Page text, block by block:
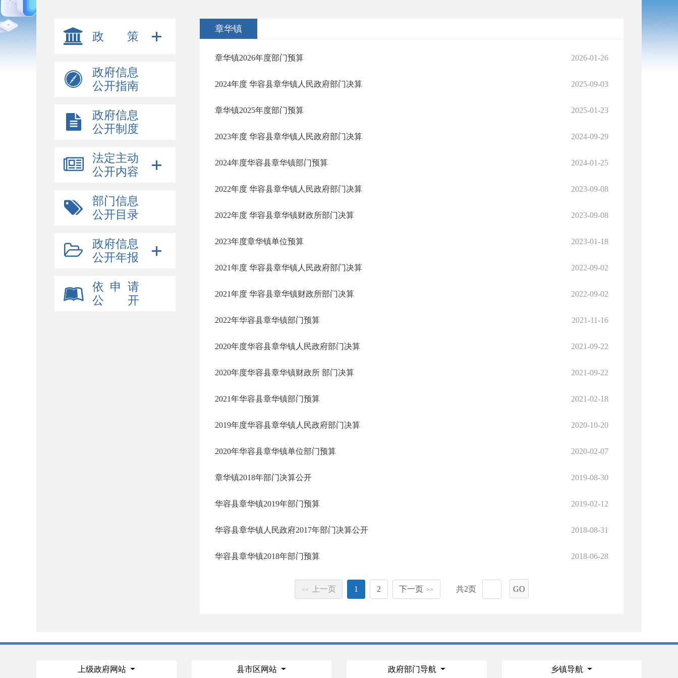
政 策
政府信息
公开指南
政府信息
公开制度
法定主动
公开内容
部门信息
公开目录
政府信息
公开年报
依 申 请
公 开
章华镇
章华镇2026年度部门预算 2026-01-26
2024年度 华容县章华镇人民政府部门决算 2025-09-03
章华镇2025年度部门预算 2025-01-23
2023年度 华容县章华镇人民政府部门决算 2024-09-29
2024年度华容县章华镇部门预算 2024-01-25
2022年度 华容县章华镇人民政府部门决算 2023-09-08
2022年度 华容县章华镇财政所部门决算 2023-09-08
2023年度章华镇单位预算 2023-01-18
2021年度 华容县章华镇人民政府部门决算 2022-09-02
2021年度 华容县章华镇财政所部门决算 2022-09-02
2022年华容县章华镇部门预算 2021-11-16
2020年度华容县章华镇人民政府部门决算 2021-09-22
2020年度华容县章华镇财政所 部门决算 2021-09-22
2021年华容县章华镇部门预算 2021-02-18
2019年度华容县章华镇人民政府部门决算 2020-10-20
2020年华容县章华镇单位部门预算 2020-02-07
章华镇2018年部门决算公开 2019-08-30
华容县章华镇2019年部门预算 2019-02-12
华容县章华镇人民政府2017年部门决算公开 2018-08-31
华容县章华镇2018年部门预算 2018-06-28
<< 上一页 1 2 下一页 >> 共2页 GO
上级政府网站 县市区网站 政府部门导航 乡镇导航